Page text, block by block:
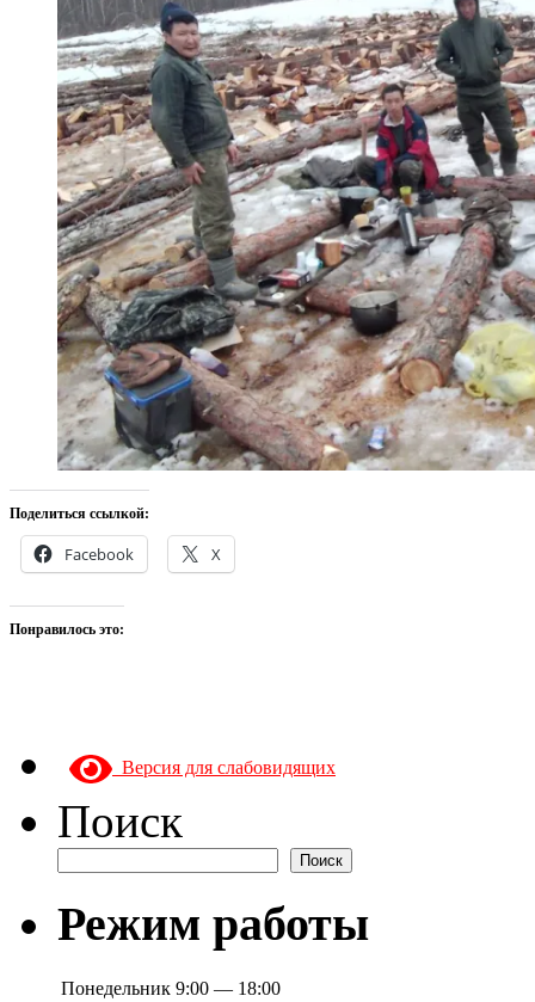
Поделиться ссылкой:
Facebook X
Понравилось это:
Версия для слабовидящих
Поиск
Поиск
Режим работы
Понедельник 9:00 — 18:00